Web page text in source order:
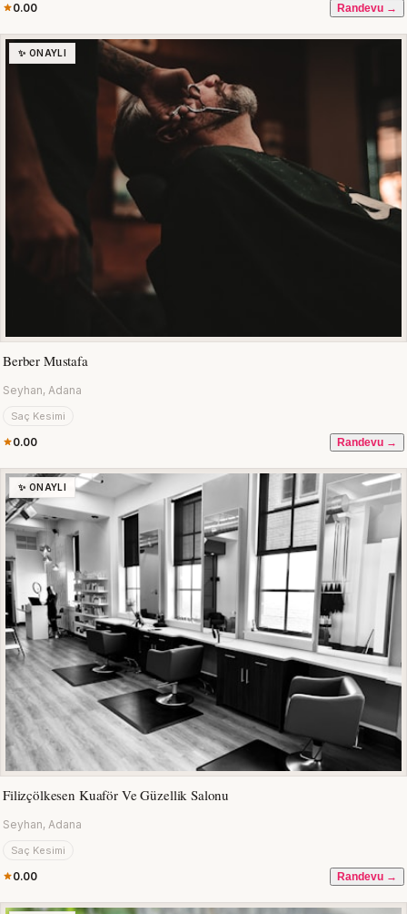
0.00 Randevu →
✨ ONAYLI
Berber Mustafa
Seyhan, Adana
Saç Kesimi
0.00 Randevu →
✨ ONAYLI
Filizçölkesen Kuaför Ve Güzellik Salonu
Seyhan, Adana
Saç Kesimi
0.00 Randevu →